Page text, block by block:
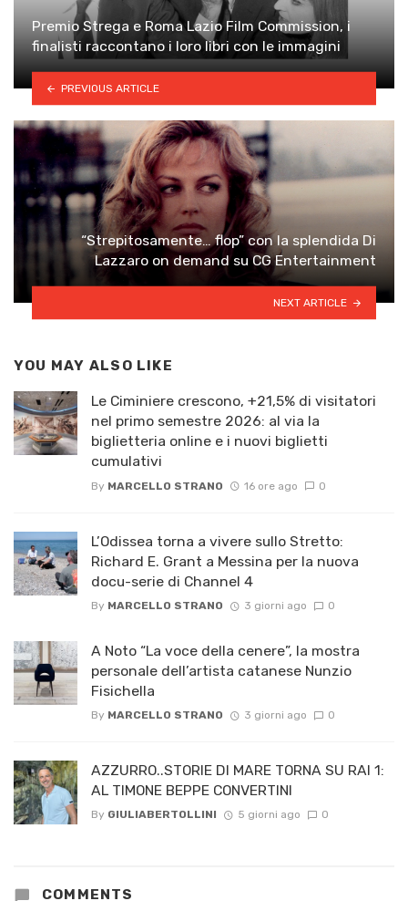
Premio Strega e Roma Lazio Film Commission, i
finalisti raccontano i loro libri con le immagini
PREVIOUS ARTICLE
“Strepitosamente… flop” con la splendida Di
Lazzaro on demand su CG Entertainment
NEXT ARTICLE
YOU MAY ALSO LIKE
Le Ciminiere crescono, +21,5% di visitatori
nel primo semestre 2026: al via la
biglietteria online e i nuovi biglietti
cumulativi
By MARCELLO STRANO 16 ore ago 0
L’Odissea torna a vivere sullo Stretto:
Richard E. Grant a Messina per la nuova
docu-serie di Channel 4
By MARCELLO STRANO 3 giorni ago 0
A Noto “La voce della cenere”, la mostra
personale dell’artista catanese Nunzio
Fisichella
By MARCELLO STRANO 3 giorni ago 0
AZZURRO..STORIE DI MARE TORNA SU RAI 1:
AL TIMONE BEPPE CONVERTINI
By GIULIABERTOLLINI 5 giorni ago 0
COMMENTS